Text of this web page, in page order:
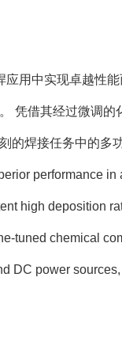
用中实现卓越性
凭借其经过微调
的焊接任务中的多
performance
high deposition
tuned chemical
DC power